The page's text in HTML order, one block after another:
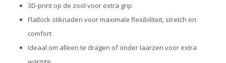
3D-print op de zool voor extra grip
Flatlock stiknaden voor maximale flexibiliteit, stretch en
comfort
Ideaal om alleen te dragen of onder laarzen voor extra